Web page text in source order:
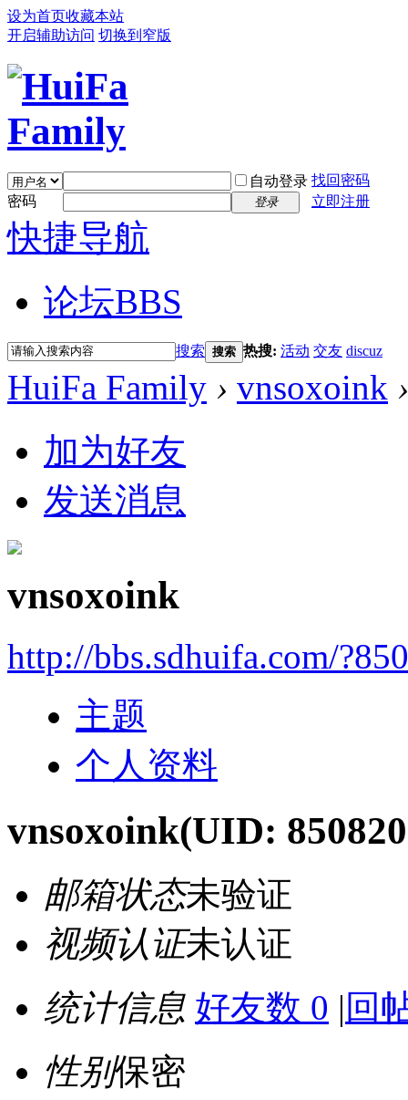
设为首页收藏本站
开启辅助访问 切换到窄版
自动登录 找回密码
密码
登录 立即注册
快捷导航
论坛BBS
搜索 搜索 热搜: 活动 交友 discuz
HuiFa Family › vnsoxoink ›
加为好友
发送消息
vnsoxoink
http://bbs.sdhuifa.com/
主题
个人资料
vnsoxoink(UID:
邮箱状态未验证
视频认证未认证
统计信息 好友数 0 | 回
性别保密